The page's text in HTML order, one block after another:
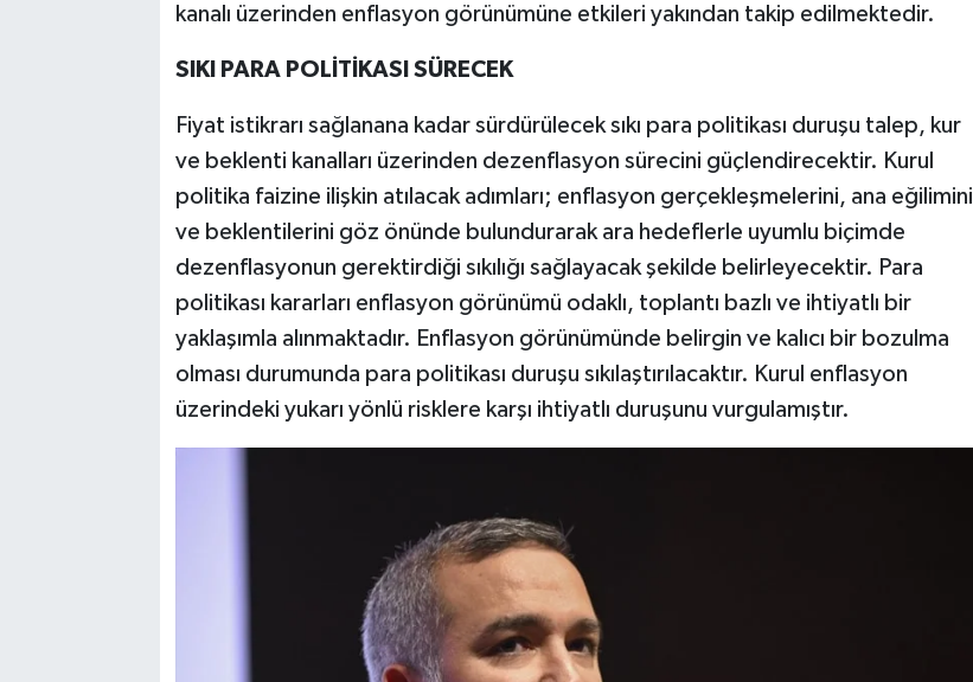
kanalı üzerinden enflasyon görünümüne etkileri yakından takip edilmektedir.
SIKI PARA POLİTİKASI SÜRECEK
Fiyat istikrarı sağlanana kadar sürdürülecek sıkı para politikası duruşu talep, kur
ve beklenti kanalları üzerinden dezenflasyon sürecini güçlendirecektir. Kurul
politika faizine ilişkin atılacak adımları; enflasyon gerçekleşmelerini, ana eğilimini
ve beklentilerini göz önünde bulundurarak ara hedeflerle uyumlu biçimde
dezenflasyonun gerektirdiği sıkılığı sağlayacak şekilde belirleyecektir. Para
politikası kararları enflasyon görünümü odaklı, toplantı bazlı ve ihtiyatlı bir
yaklaşımla alınmaktadır. Enflasyon görünümünde belirgin ve kalıcı bir bozulma
olması durumunda para politikası duruşu sıkılaştırılacaktır. Kurul enflasyon
üzerindeki yukarı yönlü risklere karşı ihtiyatlı duruşunu vurgulamıştır.